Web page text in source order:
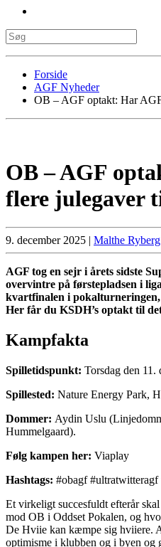
Forside
AGF Nyheder
OB – AGF optakt: Har
OB – AGF
flere julegaver
9. december 2025 | Malthe
AGF tog en sejr i årets sidste
overvintre på førstepladsen i
kvartfinalen i
Her får du KSDH’s optakt til
Kampfakta
Spilletidspunkt: Torsdag den 11.
Spillested: Nature Energy Park,
Dommer: Aydin Uslu
Hummelgaard).
Følg kampen her: Viaplay
Hashtags: #obagf #ultratwitteragf
Et virkeligt succesfuldt efterår
mod OB i Oddset Pokalen, og
De Hviie kan kæmpe sig hviiere.
optimisme i klubben og i byen og